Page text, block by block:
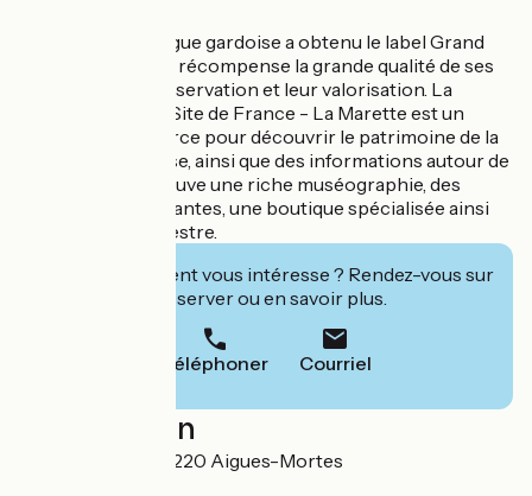
En 2014, la Camargue gardoise a obtenu le label Grand
Site de France qui récompense la grande qualité de ses
paysages, leur préservation et leur valorisation. La
Maison du Grand Site de France - La Marette est un
espace de ressource pour découvrir le patrimoine de la
Camargue gardoise, ainsi que des informations autour de
son label. On y trouve une riche muséographie, des
expositions itinérantes, une boutique spécialisée ainsi
qu'un sentier pédestre.
Cet établissement vous intéresse ? Rendez-vous sur
leur site pour réserver ou en savoir plus.
Téléphoner Courriel
Localisation
Route du Môle 30220 Aigues-Mortes